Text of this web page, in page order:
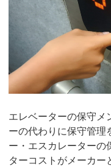
エレベーターの保守メ
ーの代わりに保守管理
ー・エスカレーターの
ターコストがメーカー